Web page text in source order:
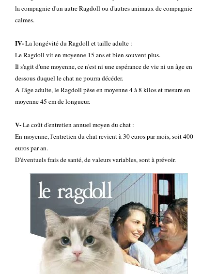
la compagnie d'un autre Ragdoll ou d'autres animaux de compagnie
calmes.
IV-La longévité du Ragdoll et taille adulte :
Le Ragdoll vit en moyenne 15 ans et bien souvent plus.
Il s'agit d'une moyenne, ce n'est ni une espérance de vie ni un âge en
dessous duquel le chat ne pourra décéder.
A l'âge adulte, le Ragdoll pèse en moyenne 4 à 8 kilos et mesure en
moyenne 45 cm de longueur.
V-Le coût d'entretien annuel moyen du chat :
En moyenne, l'entretien du chat revient à 30 euros par mois, soit 400
euros par an.
D'éventuels frais de santé, de valeurs variables, sont à prévoir.